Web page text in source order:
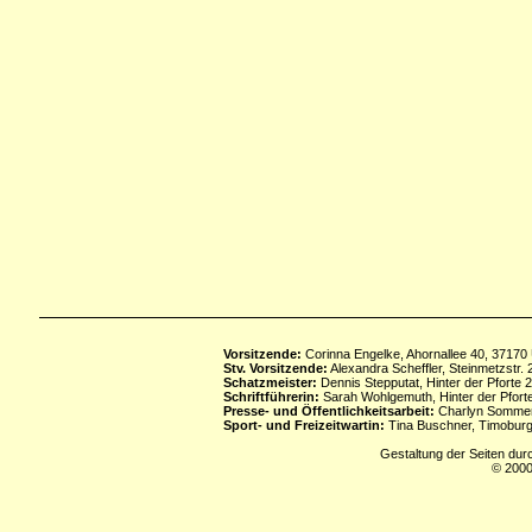
Vorsitzende: Corinna Engelke, Ahornallee 40,
Stv. Vorsitzende: Alexandra Scheffler, Steinmetzstr.
Schatzmeister: Dennis Stepputat, Hinter der Pforte
Schriftführerin: Sarah Wohlgemuth, Hinter der
Presse- und Öffentlichkeitsarbeit: Charlyn
Sport- und Freizeitwartin: Tina Buschner,
Gestaltung der Seiten
©